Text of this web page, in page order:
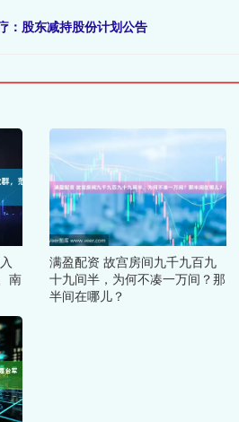
：股东减持股份计划公告
南
满盈配资 故宫房间九千九百九
十九间半，为何不凑一万间？那
半间在哪儿？